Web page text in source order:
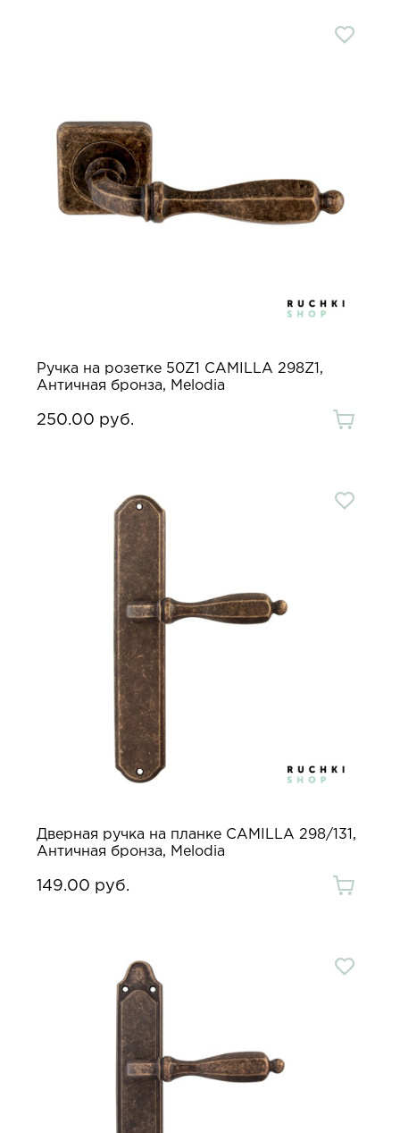
Ручка на розетке 50Z1 CAMILLA 298Z1,
Античная бронза, Melodia
250.00 руб.
Дверная ручка на планке CAMILLA 298/131,
Античная бронза, Melodia
149.00 руб.